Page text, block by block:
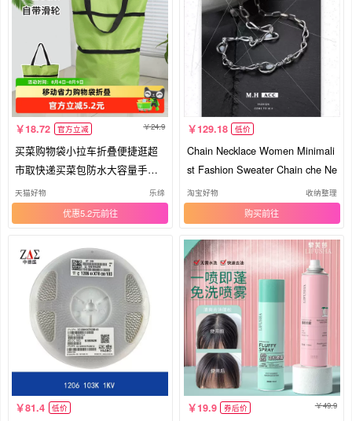
18.72 官方立减 24.9
买菜购物袋小拉车折叠便捷逛超
市取快递买菜包防水大容量手提
袋
天猫好物 乐缔
优惠5.2元
129.18 低价
Chain Necklace Women Minimali
st Fashion Sweater Chain che Ne
淘宝好物 收纳整理
购买
81.4 低价 19.9 券后价 49.9